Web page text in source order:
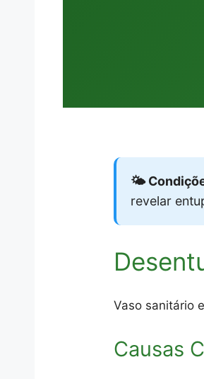
🌤️
revelar
Vaso sanitário
Causas